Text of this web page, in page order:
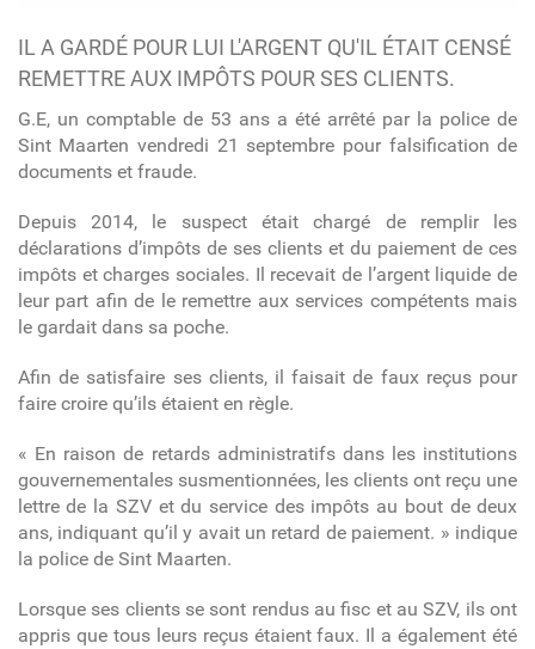
IL A GARDÉ POUR LUI L'ARGENT QU'IL ÉTAIT CENSÉ
REMETTRE AUX IMPÔTS POUR SES CLIENTS.
G.E, un comptable de 53 ans a été arrêté par la police de
Sint Maarten vendredi 21 septembre pour falsification de
documents et fraude.
Depuis 2014, le suspect était chargé de remplir les
déclarations d’impôts de ses clients et du paiement de ces
impôts et charges sociales. Il recevait de l’argent liquide de
leur part afin de le remettre aux services compétents mais
le gardait dans sa poche.
Afin de satisfaire ses clients, il faisait de faux reçus pour
faire croire qu’ils étaient en règle.
« En raison de retards administratifs dans les institutions
gouvernementales susmentionnées, les clients ont reçu une
lettre de la SZV et du service des impôts au bout de deux
ans, indiquant qu’il y avait un retard de paiement. » indique
la police de Sint Maarten.
Lorsque ses clients se sont rendus au fisc et au SZV, ils ont
appris que tous leurs reçus étaient faux. Il a également été